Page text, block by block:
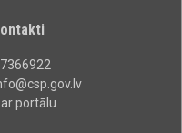
portālu